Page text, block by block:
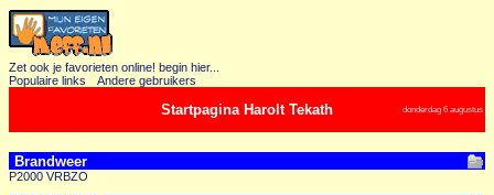
Zet ook je favorieten online! begin hier...
Populaire links
Andere gebruikers
Startpagina Harolt Tekath donderdag 6 augustus
Brandweer
P2000 VRBZO